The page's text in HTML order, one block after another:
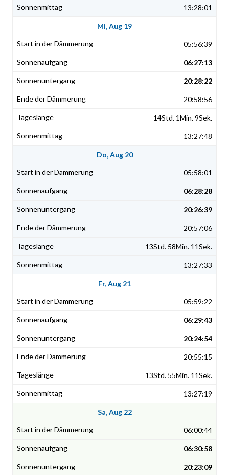
13:28:01
Mi, Aug 19
05:56:39
06:27:13
20:28:22
20:58:56
14Std. 1Min. 9Sek.
13:27:48
Do, Aug 20
05:58:01
06:28:28
20:26:39
20:57:06
13Std. 58Min. 11Sek.
13:27:33
Fr, Aug 21
05:59:22
06:29:43
20:24:54
20:55:15
13Std. 55Min. 11Sek.
13:27:19
Sa, Aug 22
06:00:44
06:30:58
20:23:09